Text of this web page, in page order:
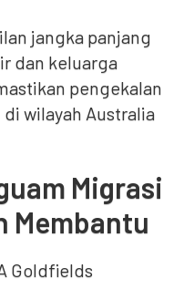
jangka panjang
dan keluarga
pengekalan
wilayah Australia
Migrasi
Membantu
Goldfields